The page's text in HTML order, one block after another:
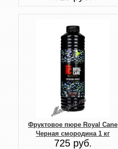
Фруктовое пюре Royal Cane
Черная смородина 1 кг
725 руб.